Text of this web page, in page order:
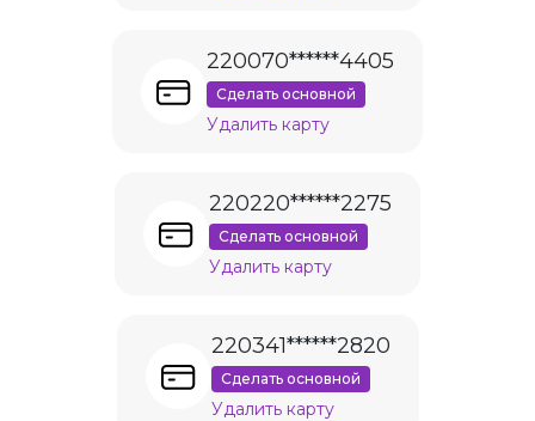
220070******4405
Сделать основной
Удалить карту
220220******2275
Сделать основной
Удалить карту
220341******2820
Сделать основной
Удалить карту